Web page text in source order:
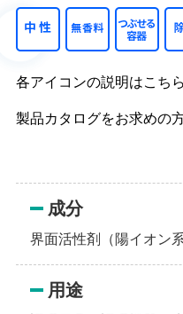
各アイコンの説明はこちら
製品カタログをお求めの
成分
界面活性剤（陽イオン
用途